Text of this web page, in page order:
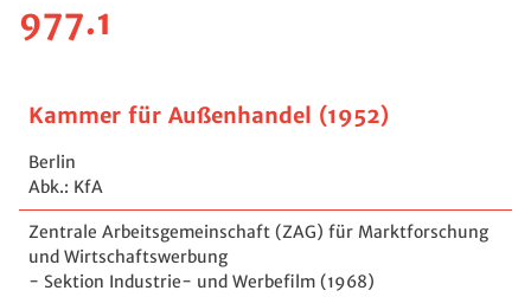
977.1
Kammer für Außenhandel (1952)
Berlin
Abk.: KfA
Zentrale Arbeitsgemeinschaft (ZAG) für Marktforschung
und Wirtschaftswerbung
- Sektion Industrie- und Werbefilm (1968)